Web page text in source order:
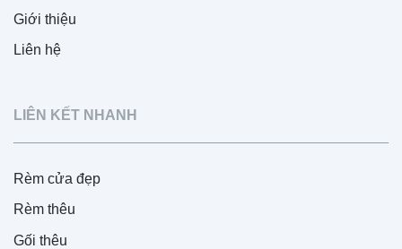
Giới thiệu
Liên hệ
LIÊN KẾT NHANH
Rèm cửa đẹp
Rèm thêu
Gối thêu